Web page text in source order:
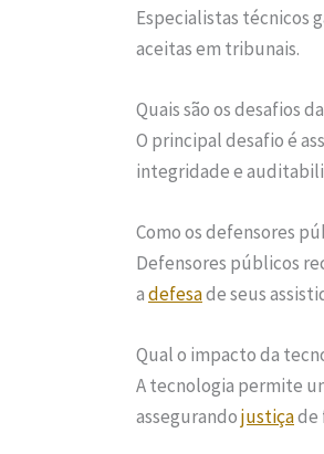
Especialistas técnicos
aceitas em tribunais.
Quais são os desafios
O principal desafio é
integridade e
Como os defensores
Defensores públicos
adefesade seus
Qual o impacto da
A tecnologia permite
assegurandojustiçade